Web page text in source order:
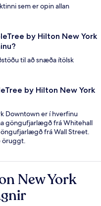
sem er opin allan
by Hilton New York
til að snæða ítölsk
by Hilton New York
Downtown er í hverfinu
göngufjarlægð frá Whitehall
frá Wall Street.
öruggt.
New York